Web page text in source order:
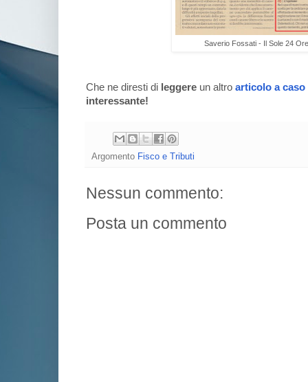
Saverio Fossati - Il Sole 24
Che ne diresti di leggere un altro articolo a caso
interessante!
Argomento Fisco e Tributi
Nessun commento:
Posta un commento